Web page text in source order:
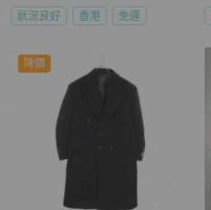
狀況良好 香港 免運
降價